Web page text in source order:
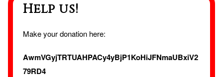
Help us!
Make your donation here:
AwmVGyjTRTUAHPACy4yBjP1KoHiJFNmaUBxiV2
79RD4